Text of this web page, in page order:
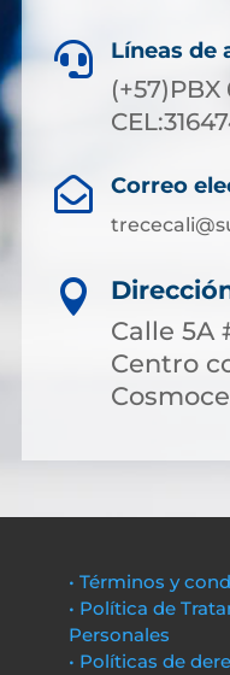
 Líneas de
 Correo

Calle 5A
Centro
• Términos y
• Política de
Personales
• Políticas de